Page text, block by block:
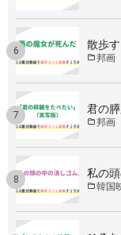
散歩
邦画
君の
邦画
私の
韓国